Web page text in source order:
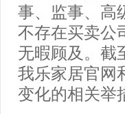
事、监事、高
不存在买卖公
无暇顾及。截
我乐家居官网
变化的相关举